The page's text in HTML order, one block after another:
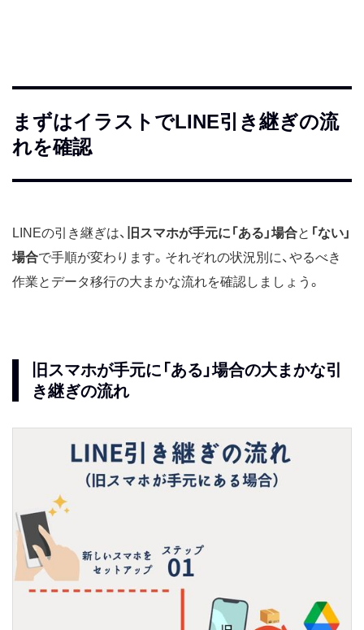
まずはイラストでLINE引き継ぎの流
れを確認
LINEの引き継ぎは、 旧スマホが手元に「ある」場合と 「ない」
場合で手順が変わります。それぞれの状況別に、やるべき
作業とデータ移行の大まかな流れを確認しましょう。
旧スマホが手元に「ある」場合の大まかな引
き継ぎの流れ